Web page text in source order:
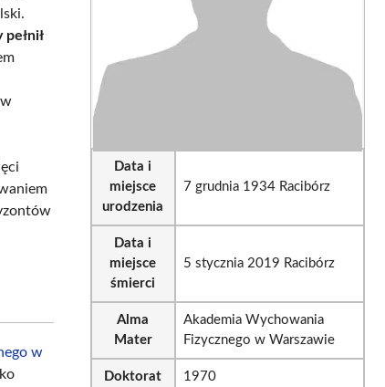
w
Data i
miejsce
urodzenia
7 grudnia 1934 Racibórz
Data i
miejsce
śmierci
5 stycznia 2019 Racibórz
Alma
Mater
Akademia Wychowania
Fizycznego w Warszawie
Doktorat 1970